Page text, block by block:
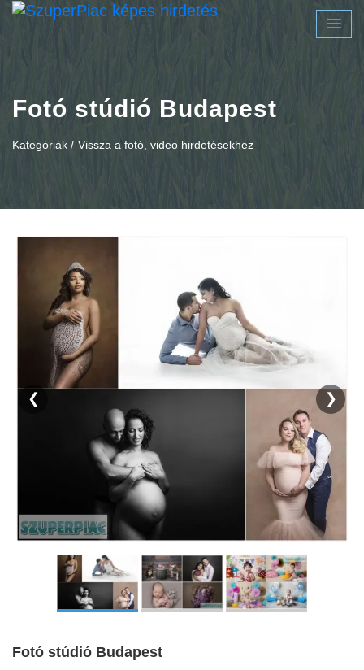
Fotó stúdió Budapest
Kategóriák / Vissza a fotó, video hirdetésekhez
❮ ❯
Fotó stúdió Budapest